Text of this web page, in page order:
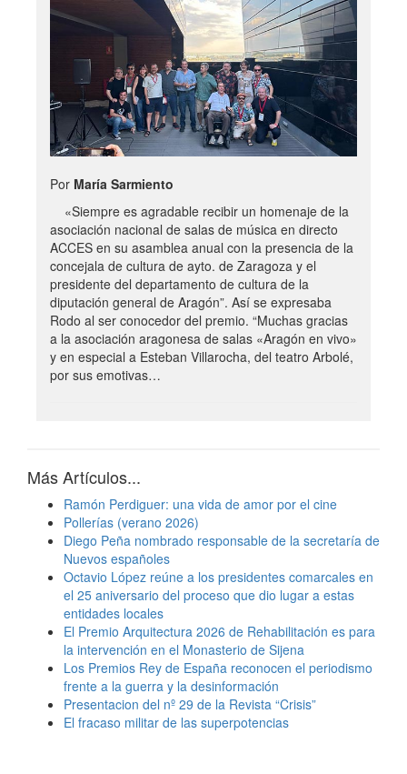
Por María Sarmiento
«Siempre es agradable recibir un homenaje de la
asociación nacional de salas de música en directo
ACCES en su asamblea anual con la presencia de la
concejala de cultura de ayto. de Zaragoza y el
presidente del departamento de cultura de la
diputación general de Aragón”. Así se expresaba
Rodo al ser conocedor del premio. “Muchas gracias
a la asociación aragonesa de salas «Aragón en vivo»
y en especial a Esteban Villarocha, del teatro Arbolé,
por sus emotivas…
Más Artículos...
Ramón Perdiguer: una vida de amor por el cine
Pollerías (verano 2026)
Diego Peña nombrado responsable de la secretaría de
Nuevos españoles
Octavio López reúne a los presidentes comarcales en
el 25 aniversario del proceso que dio lugar a estas
entidades locales
El Premio Arquitectura 2026 de Rehabilitación es para
la intervención en el Monasterio de Sijena
Los Premios Rey de España reconocen el periodismo
frente a la guerra y la desinformación
Presentacion del nº 29 de la Revista “Crisis”
El fracaso militar de las superpotencias